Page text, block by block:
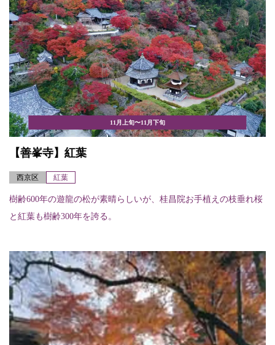
11月上旬〜11月下旬
【善峯寺】紅葉
西京区 紅葉
樹齢600年の遊龍の松が素晴らしいが、桂昌院お手植えの枝垂れ桜
と紅葉も樹齢300年を誇る。